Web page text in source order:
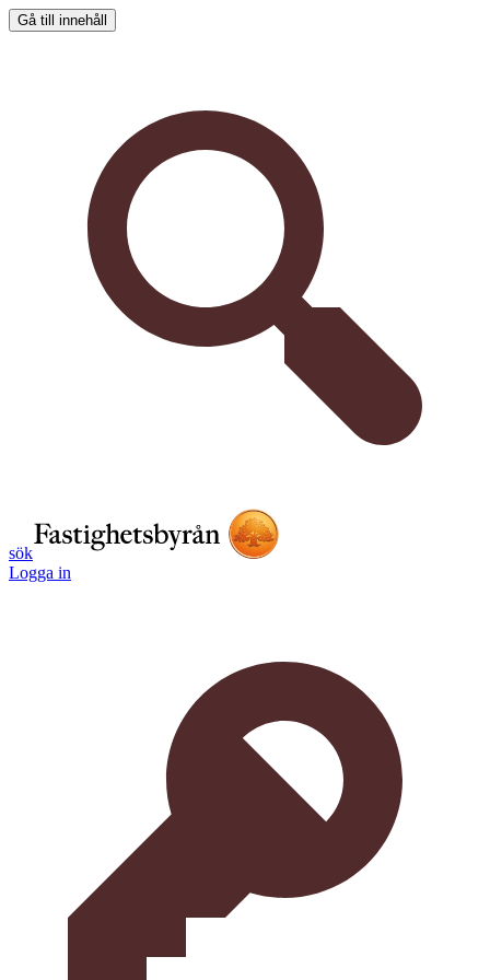
Gå till innehåll
sök
Logga in